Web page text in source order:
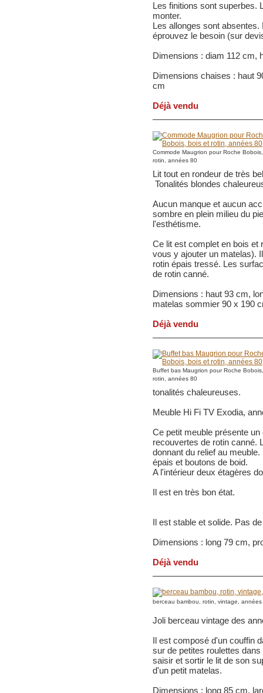
Les finitions sont superbes.
monter.
Les allonges sont
éprouvez le besoin (sur
Dimensions : diam 112 cm,
Dimensions chaises : haut
cm
Déjà vendu
Commode Maugrion pour Roche
rotin, années 80
Lit tout en rondeur de très
Tonalités blondes
Aucun manque et aucun
sombre en plein milieu du
l'esthétisme.
Ce lit est complet en bois et
vous y ajouter un matelas).
rotin épais tressé. Les
de rotin canné.
Dimensions : haut 93 cm,
matelas sommier 90 x 190
Déjà vendu
Buffet bas Maugrion pour Roche
rotin, années 80
tonalités chaleureuses.
Meuble Hi Fi TV Exodia,
Ce petit meuble présente
recouvertes de rotin canné.
donnant du relief au
épais et boutons de boid.
A l'intérieur deux étagères
Il est en très bon état.
Il est stable et solide. Pas
Dimensions : long 79 cm,
Déjà vendu
berceau bambou, rotin, vintage, années
Joli berceau vintage des
Il est composé d'un couffin
sur de petites roulettes
saisir et sortir le lit de son
d'un petit matelas.
Dimensions : long 85 cm,